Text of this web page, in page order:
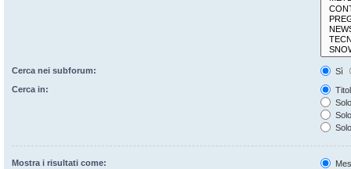
Cerca nei subforum:
Sì
Cerca in:
Mostra i risultati come: